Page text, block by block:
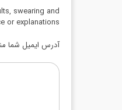
swearing and
or explanations.
آدرس ایمیل شما